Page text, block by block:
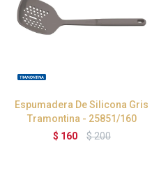
Espumadera De Silicona Gris
Tramontina - 25851/160
$ 160 $200